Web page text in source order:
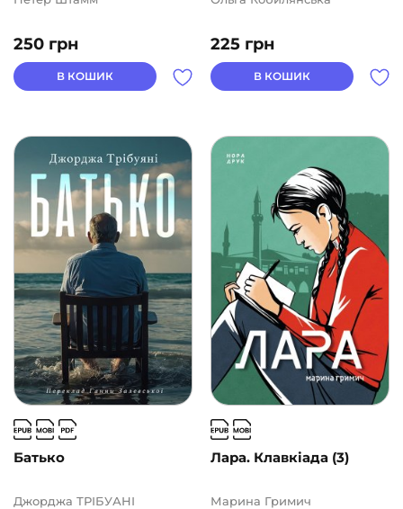
250 грн
В КОШИК
225 грн
В КОШИК
Батько
Джорджа ТРІБУАНІ
Лара. Клавкіада (3)
Марина Гримич